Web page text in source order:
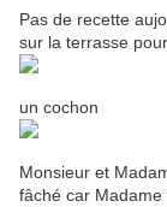
Pas de recette
sur la terrasse
un cochon
Monsieur et
fâché car